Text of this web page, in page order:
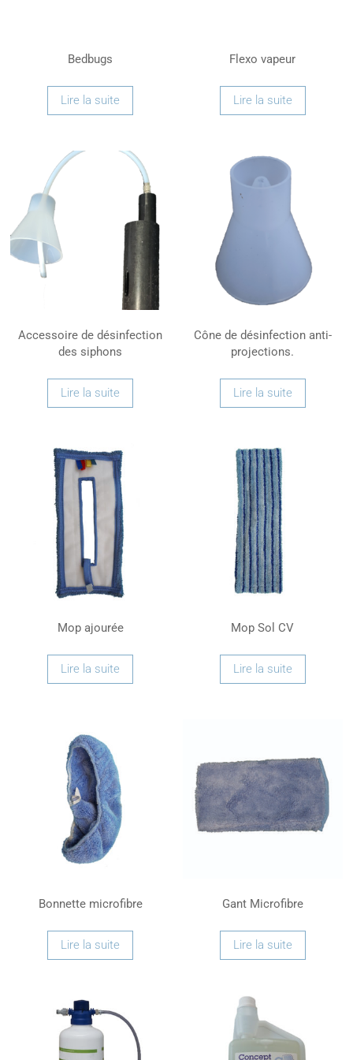
Bedbugs
Lire la suite
Flexo vapeur
Lire la suite
Accessoire de désinfection
des siphons
Lire la suite
Cône de désinfection anti-
projections.
Lire la suite
Mop ajourée
Lire la suite
Mop Sol CV
Lire la suite
Bonnette microfibre
Lire la suite
Gant Microfibre
Lire la suite